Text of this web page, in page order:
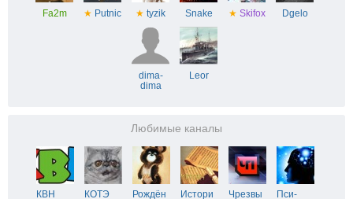
Fa2m ★ Putnic ★ tyzik Snake ★ Skifox Dgelo
dima-
dima
Leor
Любимые каналы
КВН КОТЭ
Рождён
Истори
Чрезвы
Пси-